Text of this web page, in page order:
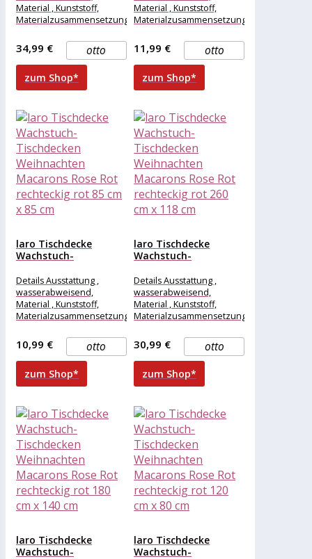
Material , Kunststoff,
Materialzusammensetzung
Gewicht Breite , 300 cm,
Länge , 110
otto
34,99 €
zum Shop*
Material , Kunststoff,
Materialzusammensetzung
Gewicht Breite , 100 cm,
Länge , 90
otto
11,99 €
zum Shop*
laro Tischdecke
Wachstuch-
Weihnachten
Macarons Rose Rot...
Details Ausstattung ,
wasserabweisend,
Material , Kunststoff,
Materialzusammensetzung
Gewicht Breite , 85 cm,
Länge , 85
otto
10,99 €
zum Shop*
laro Tischdecke
Wachstuch-
Weihnachten
Macarons Rose Rot...
Details Ausstattung ,
wasserabweisend,
Material , Kunststoff,
Materialzusammensetzung
Gewicht Breite , 260 cm,
Länge , 118
otto
30,99 €
zum Shop*
laro Tischdecke
Wachstuch-
laro Tischdecke
Wachstuch-